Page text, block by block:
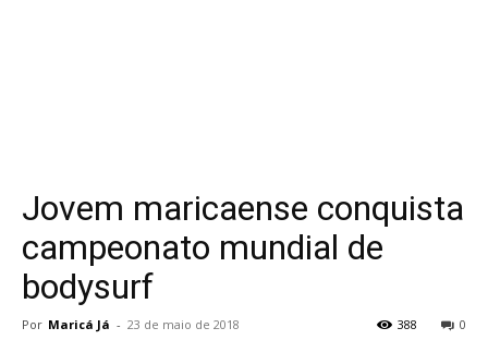
Jovem maricaense conquista
campeonato mundial de
bodysurf
Por Maricá Já - 23 de maio de 2018 0
388